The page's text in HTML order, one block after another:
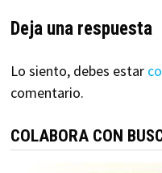
Deja una respuesta
Lo siento, debes estar
comentario.
COLABORA CON